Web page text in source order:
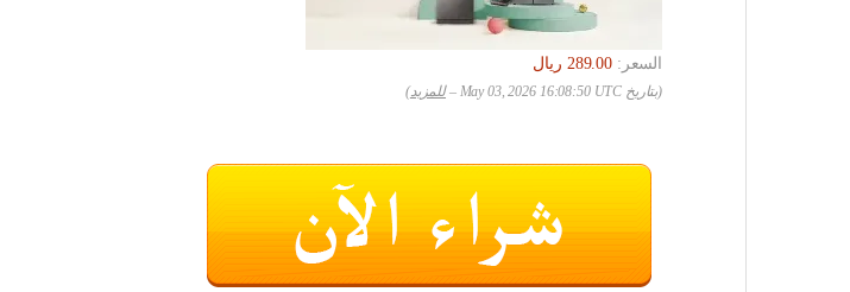
السعر:
‏289.00 ريال
(بتاريخ May 03, 2026 16:08:50 UTC – للمزيد)